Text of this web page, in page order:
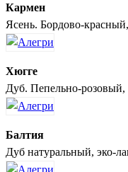
Кармен
Ясень. Бордово-
Хюгге
Дуб. Пепельно-розовый,
Балтия
Дуб натуральный, эко-